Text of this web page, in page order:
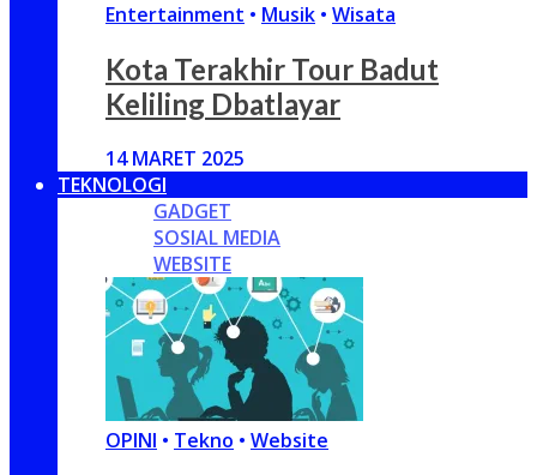
Entertainment • Musik • Wisata
Kota Terakhir Tour Badut
Keliling Dbatlayar
14 MARET 2025
TEKNOLOGI
GADGET
SOSIAL MEDIA
WEBSITE
OPINI • Tekno • Website